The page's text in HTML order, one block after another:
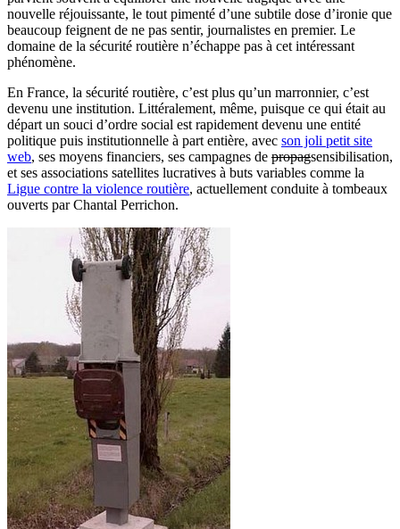
nouvelle réjouissante, le tout pimenté d’une subtile dose d’ironie que
beaucoup feignent de ne pas sentir, journalistes en premier. Le
domaine de la sécurité routière n’échappe pas à cet intéressant
phénomène.
En France, la sécurité routière, c’est plus qu’un marronnier, c’est
devenu une institution. Littéralement, même, puisque ce qui était au
départ un souci d’ordre social est rapidement devenu une entité
politique puis institutionnelle à part entière, avec son joli petit site
web, ses moyens financiers, ses campagnes de propagsensibilisation,
et ses associations satellites lucratives à buts variables comme la
Ligue contre la violence routière, actuellement conduite à tombeaux
ouverts par Chantal Perrichon.